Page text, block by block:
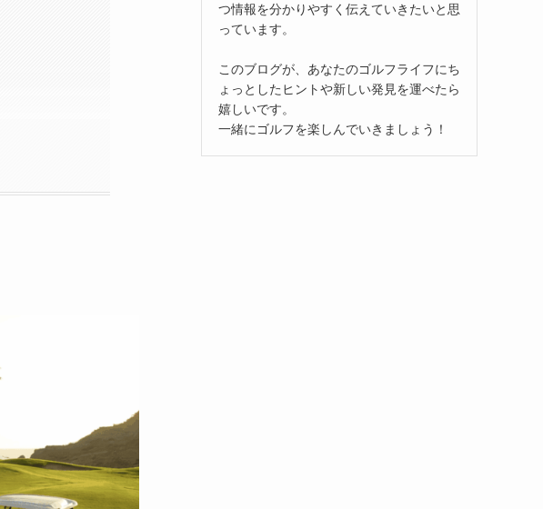
つ情報を分かりやすく伝えていきたいと思
っています。
このブログが、あなたのゴルフライフにち
ょっとしたヒントや新しい発見を運べたら
嬉しいです。
一緒にゴルフを楽しんでいきましょう！